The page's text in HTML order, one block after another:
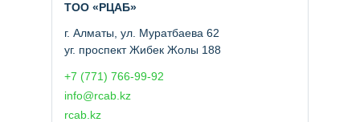
ТОО «РЦАБ»
г. Алматы, ул. Муратбаева 62
уг. проспект Жибек Жолы 188
info@rcab.kz
rcab.kz
+7 (771) 766-99-92